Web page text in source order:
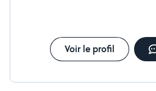
Voir le profil